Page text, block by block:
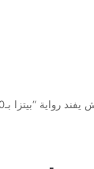
بـ200 يورو”.. والتحريات تكشف حقيقة الفيديو المتداول